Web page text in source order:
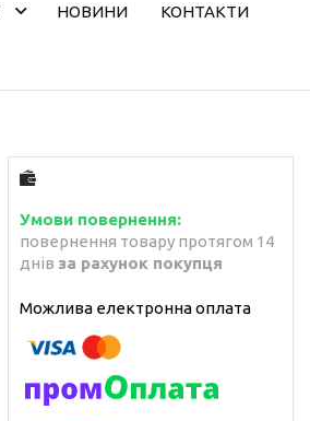
НОВИНИ КОНТАКТИ
повернення товару протягом 14
днів за рахунок покупця